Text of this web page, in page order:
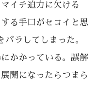
イチ迫力に欠ける
る手口がセコイと思
バラしてしまった。
かかっている。誤解
開になったらつまら